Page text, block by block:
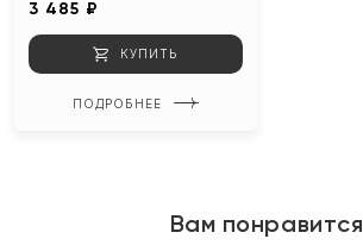
3 485 ₽
КУПИТЬ
ПОДРОБНЕЕ
Вам понравится